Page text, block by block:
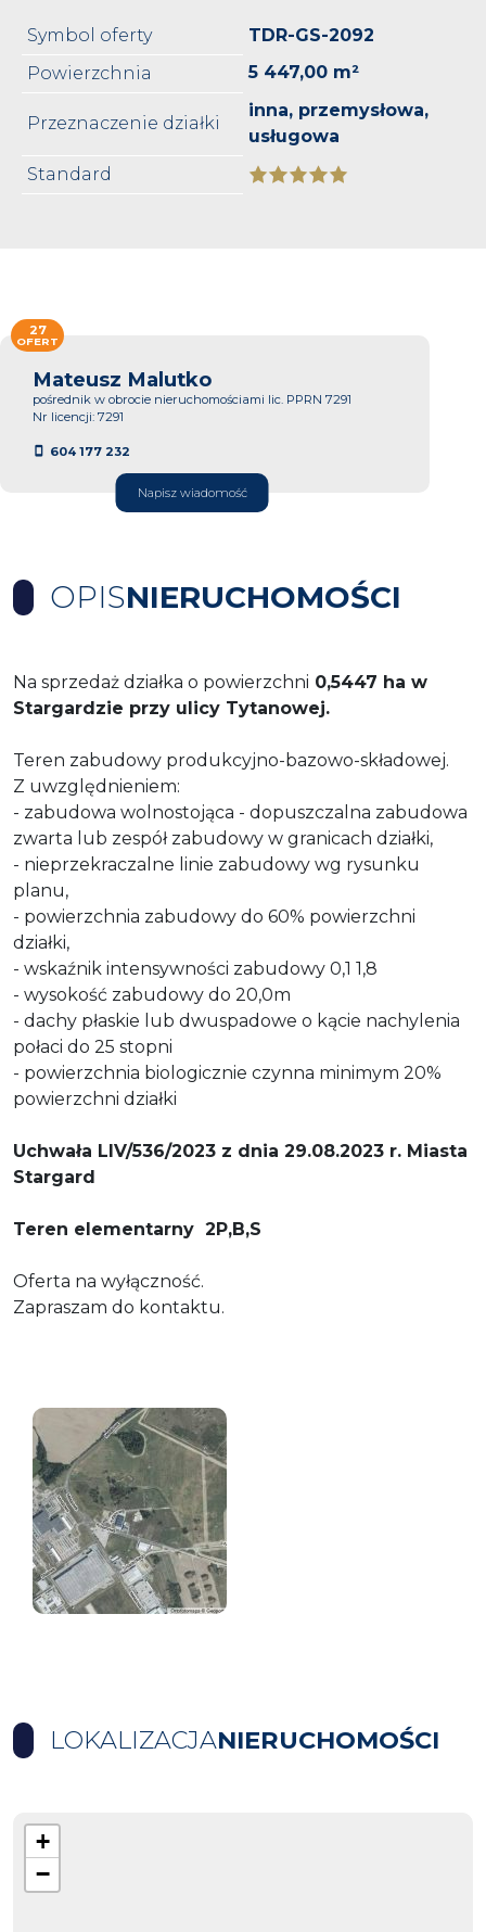
Symbol oferty
TDR-GS-2092
Powierzchnia
5 447,00 m²
Przeznaczenie działki
inna, przemysłowa,
usługowa
Standard
Mateusz Malutko
pośrednik w obrocie nieruchomościami lic. PPRN 7291
Nr licencji: 7291
604 177 232
Napisz wiadomość
27
OFERT
OPISNIERUCHOMOŚCI
Na sprzedaż działka o powierzchni 0,5447 ha w
Stargardzie przy ulicy Tytanowej.
Teren zabudowy produkcyjno-bazowo-składowej.
Z uwzględnieniem:
- zabudowa wolnostojąca - dopuszczalna zabudowa
zwarta lub zespół zabudowy w granicach działki,
- nieprzekraczalne linie zabudowy wg rysunku
planu,
- powierzchnia zabudowy do 60% powierzchni
działki,
- wskaźnik intensywności zabudowy 0,1 1,8
- wysokość zabudowy do 20,0m
- dachy płaskie lub dwuspadowe o kącie nachylenia
połaci do 25 stopni
- powierzchnia biologicznie czynna minimym 20%
powierzchni działki
Uchwała LIV/536/2023 z dnia 29.08.2023 r. Miasta
Stargard
Teren elementarny 2P,B,S
Oferta na wyłączność.
Zapraszam do kontaktu.
LOKALIZACJANIERUCHOMOŚCI
+
−